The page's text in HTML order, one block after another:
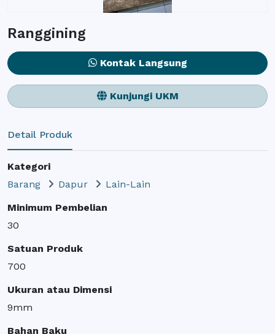
Ranggining
Kontak Langsung
Kunjungi UKM
Detail Produk
Kategori
Barang
Dapur
Lain-Lain
Minimum Pembelian
30
Satuan Produk
700
Ukuran atau Dimensi
9mm
Bahan Baku